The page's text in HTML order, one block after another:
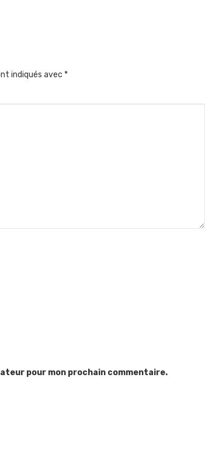
indiqués avec *
pour mon prochain commentaire.